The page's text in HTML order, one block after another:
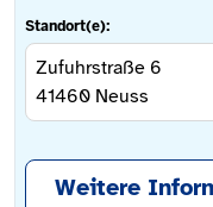
Standort(e):
Zufuhrstraße 6
41460 Neuss
Weitere